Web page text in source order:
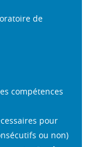
de
compétences
pour
ou non)